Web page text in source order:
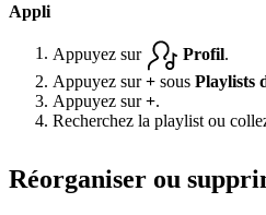
Appli
Appuyez sur Profil
Appuyez sur+ sous Playlists
Appuyez sur+.
Recherchez la playlist ou
Réorganiser ou